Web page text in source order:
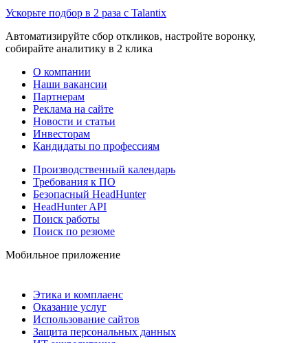
Ускорьте подбор в 2 раза с Talantix
Автоматизируйте сбор откликов, настройте воронку,
собирайте аналитику в 2 клика
О компании
Наши вакансии
Партнерам
Реклама на сайте
Новости и статьи
Инвесторам
Кандидаты по профессиям
Производственный календарь
Требования к ПО
Безопасный HeadHunter
HeadHunter API
Поиск работы
Поиск по резюме
Мобильное приложение
Этика и комплаенс
Оказание услуг
Использование сайтов
Защита персональных данных